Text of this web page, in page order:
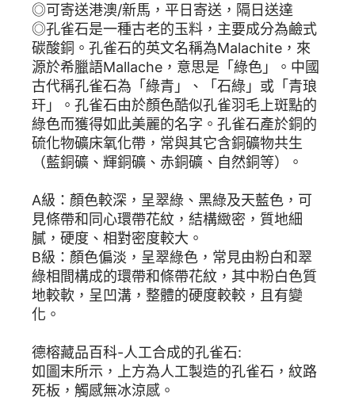
◎可寄送港澳/新馬，平日寄送，隔日送達
◎孔雀石是一種古老的玉料，主要成分為鹼式
碳酸銅。孔雀石的英文名稱為Malachite，來
源於希臘語Mallache，意思是「綠色」。中國
古代稱孔雀石為「綠青」、「石綠」或「青琅
玕」。孔雀石由於顏色酷似孔雀羽毛上斑點的
綠色而獲得如此美麗的名字。孔雀石產於銅的
硫化物礦床氧化帶，常與其它含銅礦物共生
（藍銅礦、輝銅礦、赤銅礦、自然銅等）。
A級：顏色較深，呈翠綠、黑綠及天藍色，可
見條帶和同心環帶花紋，結構緻密，質地細
膩，硬度、相對密度較大。
B級：顏色偏淡，呈翠綠色，常見由粉白和翠
綠相間構成的環帶和條帶花紋，其中粉白色質
地較軟，呈凹溝，整體的硬度較較，且有變
化。
德榕藏品百科-人工合成的孔雀石:
如圖末所示，上方為人工製造的孔雀石，紋路
死板，觸感無冰涼感。